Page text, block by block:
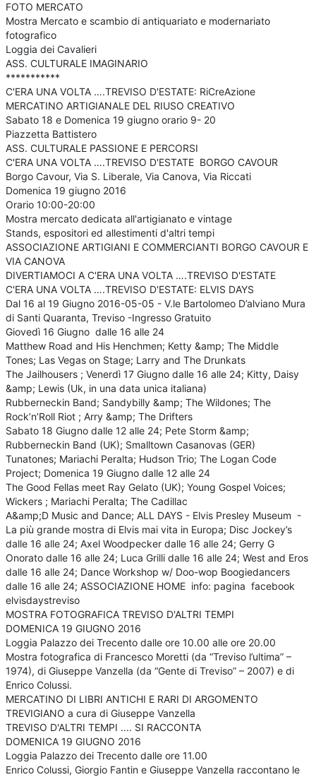
FOTO MERCATO
Mostra Mercato e scambio di antiquariato e modernariato
fotografico
Loggia dei Cavalieri
ASS. CULTURALE IMAGINARIO
***********
C'ERA UNA VOLTA ….TREVISO D'ESTATE: RiCreAzione
MERCATINO ARTIGIANALE DEL RIUSO CREATIVO
Sabato 18 e Domenica 19 giugno orario 9- 20
Piazzetta Battistero
ASS. CULTURALE PASSIONE E PERCORSI
C'ERA UNA VOLTA ….TREVISO D'ESTATE BORGO CAVOUR
Borgo Cavour, Via S. Liberale, Via Canova, Via Riccati
Domenica 19 giugno 2016
Orario 10:00-20:00
Mostra mercato dedicata all'artigianato e vintage
Stands, espositori ed allestimenti d'altri tempi
ASSOCIAZIONE ARTIGIANI E COMMERCIANTI BORGO CAVOUR E
VIA CANOVA
DIVERTIAMOCI A C'ERA UNA VOLTA ….TREVISO D'ESTATE
C'ERA UNA VOLTA ….TREVISO D'ESTATE: ELVIS DAYS
Dal 16 al 19 Giugno 2016-05-05 - V.le Bartolomeo D’alviano Mura
di Santi Quaranta, Treviso -Ingresso Gratuito
Giovedì 16 Giugno dalle 16 alle 24
Matthew Road and His Henchmen; Ketty &amp; The Middle
Tones; Las Vegas on Stage; Larry and The Drunkats
The Jailhousers ; Venerdì 17 Giugno dalle 16 alle 24; Kitty, Daisy
&amp; Lewis (Uk, in una data unica italiana)
Rubberneckin Band; Sandybilly &amp; The Wildones; The
Rock’n’Roll Riot ; Arry &amp; The Drifters
Sabato 18 Giugno dalle 12 alle 24; Pete Storm &amp;
Rubberneckin Band (UK); Smalltown Casanovas (GER)
Tunatones; Mariachi Peralta; Hudson Trio; The Logan Code
Project; Domenica 19 Giugno dalle 12 alle 24
The Good Fellas meet Ray Gelato (UK); Young Gospel Voices;
Wickers ; Mariachi Peralta; The Cadillac
A&amp;D Music and Dance; ALL DAYS - Elvis Presley Museum -
La più grande mostra di Elvis mai vita in Europa; Disc Jockey’s
dalle 16 alle 24; Axel Woodpecker dalle 16 alle 24; Gerry G
Onorato dalle 16 alle 24; Luca Grilli dalle 16 alle 24; West and Eros
dalle 16 alle 24; Dance Workshop w/ Doo-wop Boogiedancers
dalle 16 alle 24; ASSOCIAZIONE HOME info: pagina facebook
elvisdaystreviso
MOSTRA FOTOGRAFICA TREVISO D'ALTRI TEMPI
DOMENICA 19 GIUGNO 2016
Loggia Palazzo dei Trecento dalle ore 10.00 alle ore 20.00
Mostra fotografica di Francesco Moretti (da “Treviso l’ultima” –
1974), di Giuseppe Vanzella (da “Gente di Treviso” – 2007) e di
Enrico Colussi.
MERCATINO DI LIBRI ANTICHI E RARI DI ARGOMENTO
TREVIGIANO a cura di Giuseppe Vanzella
TREVISO D'ALTRI TEMPI .... SI RACCONTA
DOMENICA 19 GIUGNO 2016
Loggia Palazzo dei Trecento dalle ore 11.00
Enrico Colussi, Giorgio Fantin e Giuseppe Vanzella raccontano le